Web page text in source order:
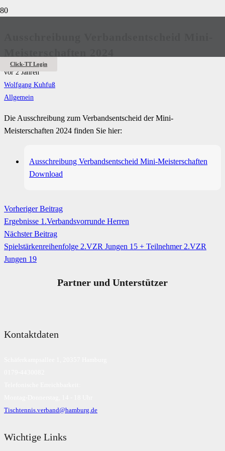
Click-TT Login
vor 2 Jahren
Wolfgang Kuhfuß
Allgemein
Die Ausschreibung zum Verbandsentscheid der Mini-
Meisterschaften 2024 finden Sie hier:
Ausschreibung Verbandsentscheid Mini-Meisterschaften
Download
Vorheriger Beitrag
Ergebnisse 1.Verbandsvorrunde Herren
Nächster Beitrag
Spielstärkenreihenfolge 2.VZR Jungen 15 + Teilnehmer 2.VZR
Jungen 19
Partner und Unterstützer
Kontaktdaten
Tischtennis.verband@hamburg.de
Wichtige Links